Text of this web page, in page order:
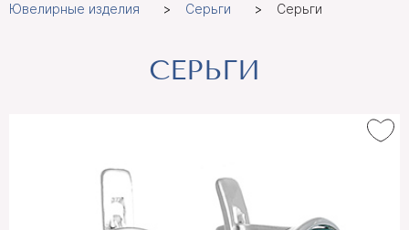
Ювелирные изделия Серьги Серьги
СЕРЬГИ